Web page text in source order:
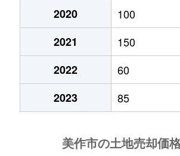
2020
100
2021
150
2022
60
2023
85